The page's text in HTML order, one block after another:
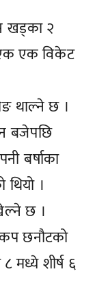
खड्का २
एक विकेट
थाल्ने छ ।
बजेपछि
बर्षाका
।
छ ।
छनौटको
मध्ये शीर्ष ६